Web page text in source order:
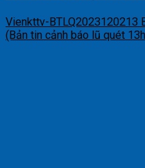
Vienkttv-BTLQ2023120213
(Bản tin cảnh báo lũ quét 13h